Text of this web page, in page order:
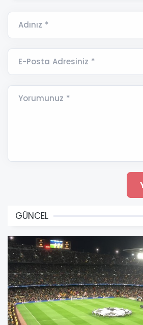
Adınız *
E-Posta Adresiniz *
Yorumunuz *
GÜNCEL